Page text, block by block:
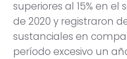
superiores al 15% en
de 2020 y registraron
sustanciales en
período excesivo un